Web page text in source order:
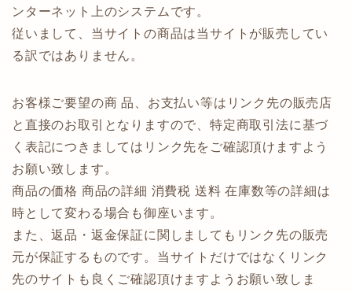
ンターネット上のシステムです。
従いまして、当サイトの商品は当サイトが販売してい
る訳ではありません。
お客様ご要望の商 品、お支払い等はリンク先の販売店
と直接のお取引となりますので、特定商取引法に基づ
く表記につきましてはリンク先をご確認頂けますよう
お願い致します。
商品の価格 商品の詳細 消費税 送料 在庫数等の詳細は
時として変わる場合も御座います。
また、返品・返金保証に関しましてもリンク先の販売
元が保証するものです。当サイトだけではなくリンク
先のサイトも良くご確認頂けますようお願い致しま